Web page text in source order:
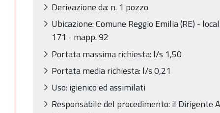
Derivazione da: n. 1 pozzo
Ubicazione: Comune Reggio Emilia (RE) -
171 - mapp. 92
Portata massima richiesta: l/s 1,50
Portata media richiesta: l/s 0,21
Uso: igienico ed assimilati
Responsabile del procedimento: il Dirigente